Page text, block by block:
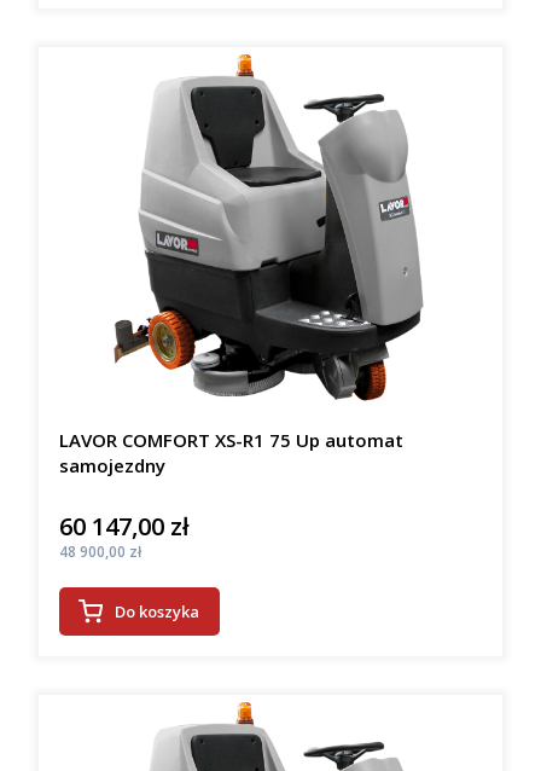
LAVOR COMFORT XS-R1 75 Up automat
samojezdny
Cena
60 147,00 zł
Cena
48 900,00 zł
Do koszyka